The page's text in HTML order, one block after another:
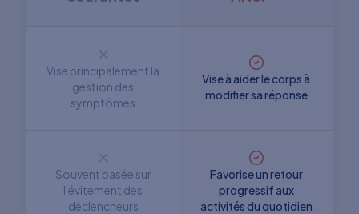
Vise principalement la
gestion des
symptômes
Vise à aider le corps à
modifier sa réponse
Souvent basée sur
l'évitement des
déclencheurs
Favorise un retour
progressif aux
activités du quotidien